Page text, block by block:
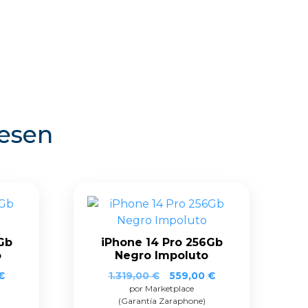
iPhone 14 Pro 256Gb
Negro Impoluto
1.319,00€ 559,00 €
por Marketplace
(Garantía Zaraphone)